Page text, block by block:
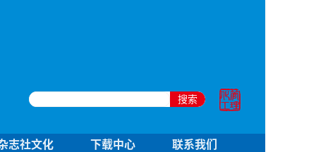
搜索
志社文化 下载中心 联系我们